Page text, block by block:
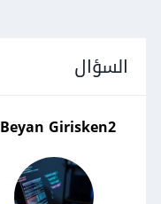
السؤال
Beyan Girisken2